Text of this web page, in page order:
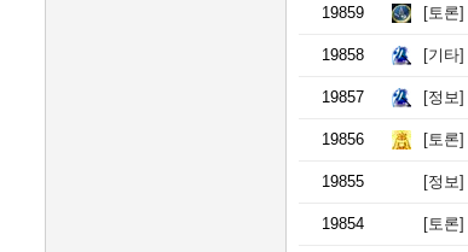
19859 [토론]
19858 [기타]
19857 [정보]
19856 [토론]
19855 [정보]
19854 [토론]